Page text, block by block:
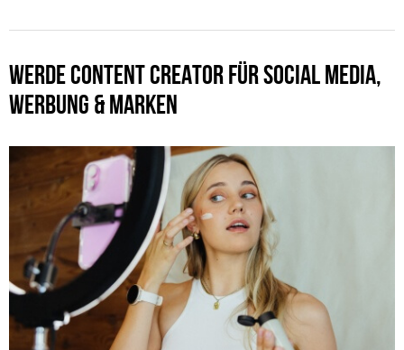
WERDE CONTENT CREATOR FÜR SOCIAL MEDIA,
WERBUNG & MARKEN